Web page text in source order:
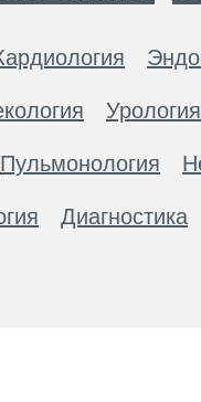
Урология
Пульмонология
Диагностика